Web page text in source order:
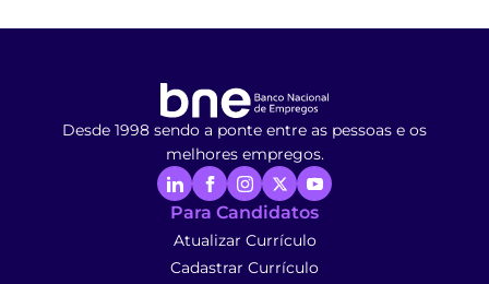
Desde 1998 sendo a ponte entre as pessoas e os
melhores empregos.
Para Candidatos
Atualizar Currículo
Cadastrar Currículo